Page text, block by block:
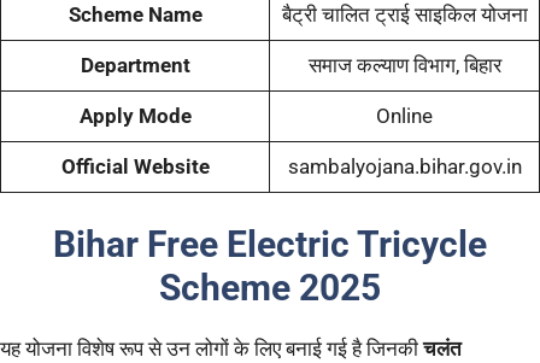
Scheme Name बैट्री चालित ट्राई साइकिल योजना
Department समाज कल्याण विभाग, बिहार
Apply Mode Online
Official Website sambalyojana.bihar.gov.in
Bihar Free Electric Tricycle
Scheme 2025
यह योजना विशेष रूप से उन लोगों के लिए बनाई गई है जिनकीचलंत